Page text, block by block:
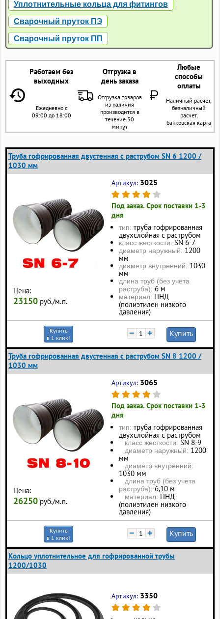
Уплотнительные кольца для фитингов
Сварочный пруток ПЭ
Сварочный пруток ПП
Работаем без
выходных
Отгрузка в
день заказа
Любые
способы
оплаты
Ежедневно с
09:00 до 18:00
Отгрузка товаров
из наличия
производится в
течение 30
минут
Наличный расчет,
безналичный
расчет,
банковская карта
Труба гофрированная двустенная с раструбом SN 6 1200 /
1030 мм
Цена:
23150 руб./м.п.
Артикул: 3025
Под заказ. Срок поставки 1-3
дня
тип: труба гофрированная
двухслойная с раструбом
класс жесткости: SN 6-7
диаметр наружный: 1200
мм
диаметр внутренний: 1030
мм
длина труб (без учета
раструба): 6 м
материал: ПНД
(полиэтилен низкого
давления)
Купить
в 1 клик!
− + Купить
Труба гофрированная двустенная с раструбом SN 8 1200 /
1030 мм
Цена:
26250 руб./м.п.
Артикул: 3065
Под заказ. Срок поставки 1-3
дня
тип: труба гофрированная
двухслойная с раструбом
класс жесткости: SN 8-9
диаметр наружный: 1200
мм
диаметр внутренний:
1030 мм
длина труб (без учета
раструба): 6,10 м
материал: ПНД
(полиэтилен низкого
давления)
Купить
в 1 клик!
− + Купить
Кольцо уплотнительное для гофрированной трубы
1200/1030
Артикул: 3350